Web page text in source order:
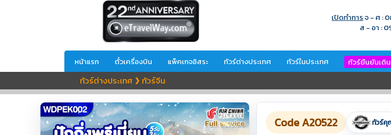
เปิดทำการจ - ศ :
ส - อา :
หน้าแรก ตั๋วเครื่องบิน แพ็คเกจอิสระ ทัวร์ต่างประเทศ ทัวร์ในประเทศ ทัวร์ยืนยันเดิ
ทัวร์ต่างประเทศ ❯ ทัวร์จีน
Code A20522 ทัวร์คุ